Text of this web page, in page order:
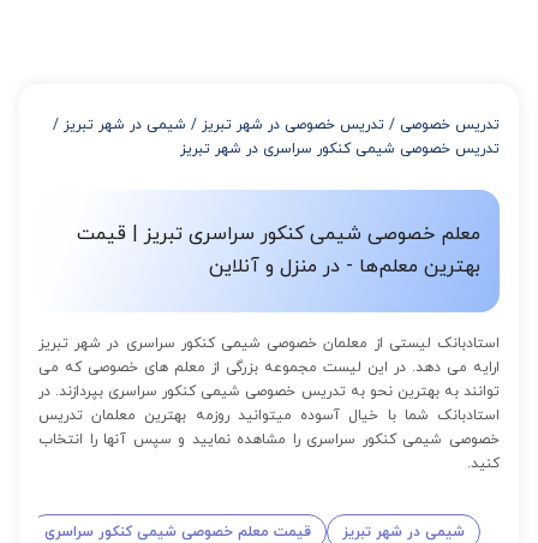
از 12 تا 15 جلسه: 7% تخفیف
از 16 تا 100 جلسه: 9% تخفیف
تدریس خصوصی / تدریس خصوصی در شهر تبریز / شیمی در شهر تبریز /
تدریس خصوصی شیمی کنکور سراسری در شهر تبریز
معلم خصوصی شیمی کنکور سراسری تبریز | قیمت
بهترین معلم‌ها - در منزل و آنلاین
استادبانک لیستی از معلمان خصوصی شیمی کنکور سراسری در شهر تبریز
ارایه می دهد. در این لیست مجموعه بزرگی از معلم های خصوصی که می
توانند به بهترین نحو به تدریس خصوصی شیمی کنکور سراسری بپردازند. در
استادبانک شما با خیال آسوده میتوانید روزمه بهترین معلمان تدریس
خصوصی شیمی کنکور سراسری را مشاهده نمایید و سپس آنها را انتخاب
کنید.
شیمی در شهر تبریز قیمت معلم خصوصی شیمی کنکور سراسری